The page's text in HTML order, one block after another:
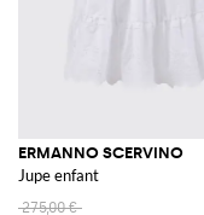
ERMANNO SCERVINO
Jupe enfant
275,00 €